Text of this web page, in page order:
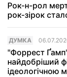
Рок-н-рол
рок-зірок
ДУМКА
"Форрест
найдобріший
ідеологічною